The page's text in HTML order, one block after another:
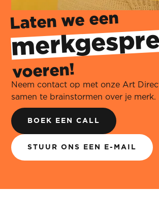
Laten we een
‍
voeren!
Neem contact op met onze Art
samen te brainstormen over je merk.
BOEK EEN CALL
STUUR ONS EEN E-MAIL